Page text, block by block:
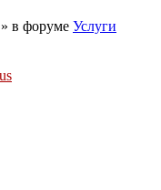
в форуме Услуги